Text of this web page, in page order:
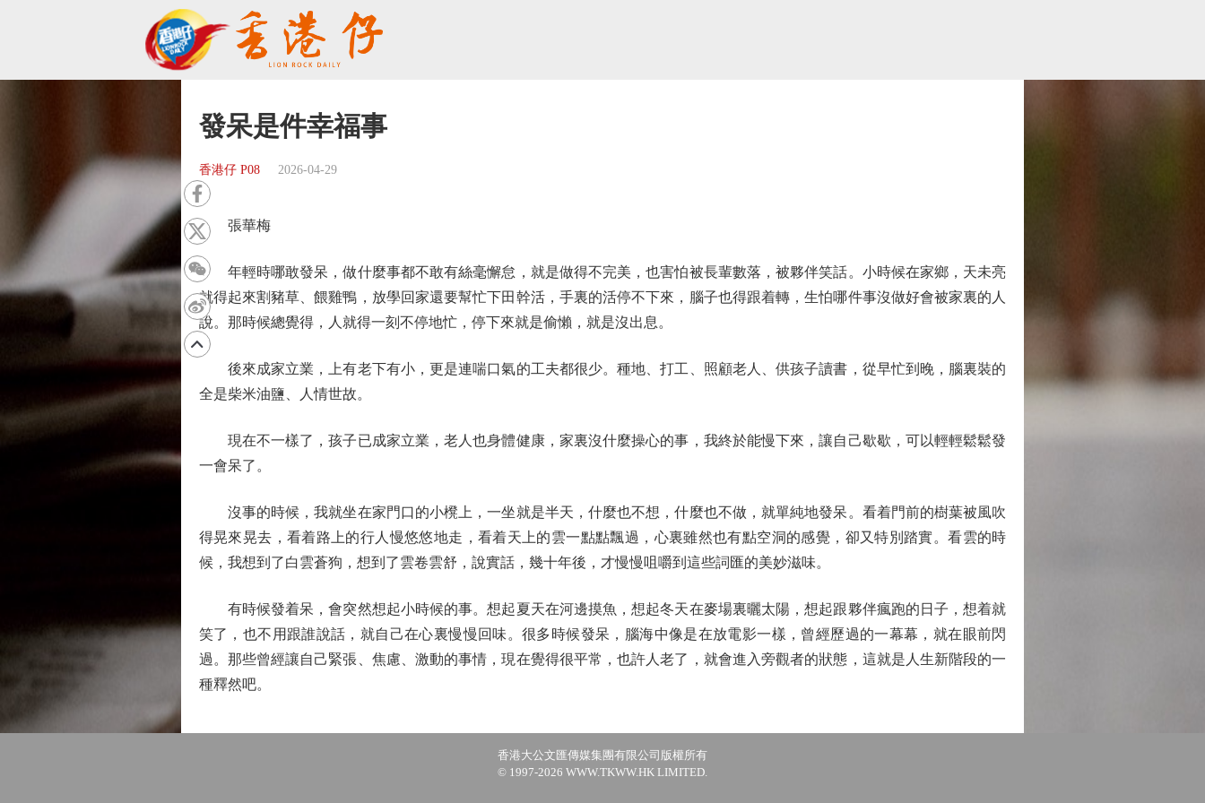
發呆是件幸福事
香港仔 P08 2026-04-29
張華梅
年輕時哪敢發呆，做什麼事都不敢有絲毫懈怠，就是做得不完美，也害怕被長輩數落，被夥伴笑話。小時候在家鄉，天未亮
就得起來割豬草、餵雞鴨，放學回家還要幫忙下田幹活，手裏的活停不下來，腦子也得跟着轉，生怕哪件事沒做好會被家裏的人
說。那時候總覺得，人就得一刻不停地忙，停下來就是偷懶，就是沒出息。
後來成家立業，上有老下有小，更是連喘口氣的工夫都很少。種地、打工、照顧老人、供孩子讀書，從早忙到晚，腦裏裝的
全是柴米油鹽、人情世故。
現在不一樣了，孩子已成家立業，老人也身體健康，家裏沒什麼操心的事，我終於能慢下來，讓自己歇歇，可以輕輕鬆鬆發
一會呆了。
沒事的時候，我就坐在家門口的小櫈上，一坐就是半天，什麼也不想，什麼也不做，就單純地發呆。看着門前的樹葉被風吹
得晃來晃去，看着路上的行人慢悠悠地走，看着天上的雲一點點飄過，心裏雖然也有點空洞的感覺，卻又特別踏實。看雲的時
候，我想到了白雲蒼狗，想到了雲卷雲舒，說實話，幾十年後，才慢慢咀嚼到這些詞匯的美妙滋味。
有時候發着呆，會突然想起小時候的事。想起夏天在河邊摸魚，想起冬天在麥場裏曬太陽，想起跟夥伴瘋跑的日子，想着就
笑了，也不用跟誰說話，就自己在心裏慢慢回味。很多時候發呆，腦海中像是在放電影一樣，曾經歷過的一幕幕，就在眼前閃
過。那些曾經讓自己緊張、焦慮、激動的事情，現在覺得很平常，也許人老了，就會進入旁觀者的狀態，這就是人生新階段的一
種釋然吧。
香港大公文匯傳媒集團有限公司版權所有
© 1997-2026 WWW.TKWW.HK LIMITED.